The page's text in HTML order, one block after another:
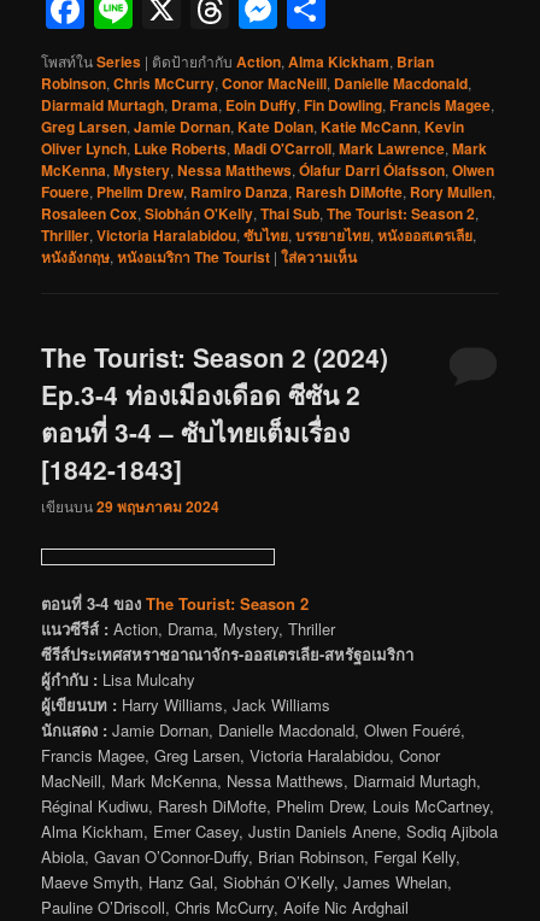
โพสท์ในSeries | ติดป้ายกำกับ Action,Alma Kickham, Brian
Robinson,Chris McCurry,Conor MacNeill, Danielle Macdonald,
Diarmaid Murtagh, Drama, Eoin Duffy,Fin Dowling,Francis Magee,
Greg Larsen,Jamie Dornan,Kate Dolan,Katie McCann,Kevin
Oliver Lynch, Luke Roberts,Madi O'Carroll,Mark Lawrence,Mark
McKenna,Mystery,Nessa Matthews,Ólafur Darri Ólafsson,Olwen
Fouere, Phelim Drew, Ramiro Danza, Raresh DiMofte, Rory Mullen,
Rosaleen Cox,Siobhán O'Kelly,Thai Sub,The Tourist: Season 2,
Thriller,Victoria Haralabidou,ซับไทย,บรรยายไทย,หนังออสเตรเลีย,
หนังอังกฤษ,หนังอเมริกา The Tourist |ใส่ความเห็น
The Tourist: Season 2 (2024)
Ep.3-4 ท่องเมืองเดือด ซีซัน 2
ตอนที่ 3-4 – ซับไทยเต็มเรื่อง
[1842-1843]
เขียนบน29 พฤษภาคม 2024
ตอนที่ 3-4 ของ The Tourist: Season 2
แนวซีรีส์ : Action, Drama, Mystery, Thriller
ซีรีส์ประเทศสหราชอาณาจักร-ออสเตรเลีย-สหรัฐอเมริกา
ผู้กำกับ : Lisa Mulcahy
ผู้เขียนบท : Harry Williams, Jack Williams
นักแสดง : Jamie Dornan, Danielle Macdonald, Olwen Fouéré,
Francis Magee, Greg Larsen, Victoria Haralabidou, Conor
MacNeill, Mark McKenna, Nessa Matthews, Diarmaid Murtagh,
Réginal Kudiwu, Raresh DiMofte, Phelim Drew, Louis McCartney,
Alma Kickham, Emer Casey, Justin Daniels Anene, Sodiq Ajibola
Abiola, Gavan O’Connor-Duffy, Brian Robinson, Fergal Kelly,
Maeve Smyth, Hanz Gal, Siobhán O’Kelly, James Whelan,
Pauline O’Driscoll, Chris McCurry, Aoife Nic Ardghail